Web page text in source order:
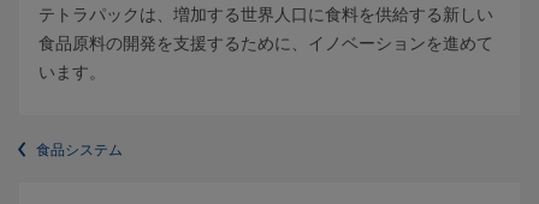
テトラパックは、増加する世界人口に食料を供給する新しい
食品原料の開発を支援するために、イノベーションを進めて
います。
食品システム